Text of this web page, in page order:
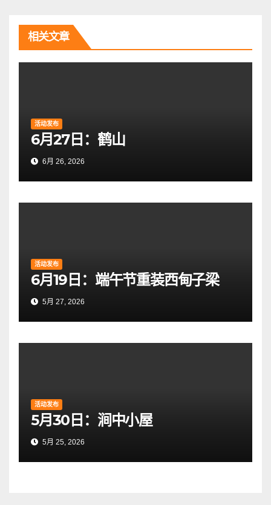
航
相关文章
活动发布
6月27日：鹤山
6月 26, 2026
活动发布
6月19日：端午节重装西甸子梁
5月 27, 2026
活动发布
5月30日：涧中小屋
5月 25, 2026